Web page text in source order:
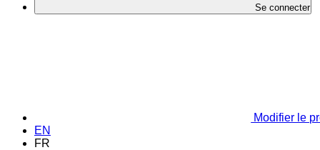
Se connecter
Modifier le
EN
FR